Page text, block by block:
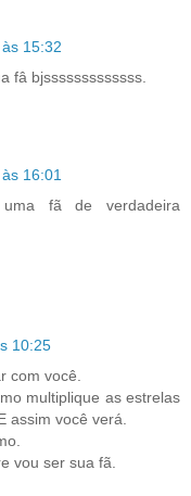
15:32
fâ bjsssssssssssss.
16:01
fã de verdadeira
10:25
com você.
multiplique as estrelas
assim você verá.
vou ser sua fã.